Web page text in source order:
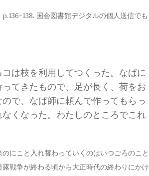
138. 国会図書館デジタルの個人送信でも
は枝を利用してつくった。なばに
てきたもので、足が長く、荷をお
で、なば師に頼んで作ってもらっ
くなった。わたしのところでこれ
にこと入れ替わっていくのはいつごろのこと
戦争が終わる頃から大正時代の終わりにかけ